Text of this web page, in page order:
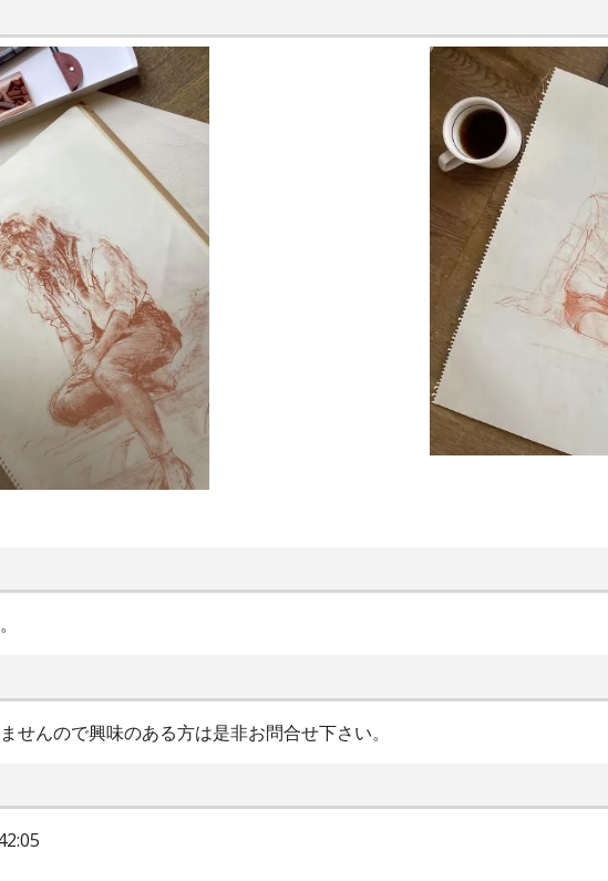
せんので興味のある方は是非お問合せ下さい。